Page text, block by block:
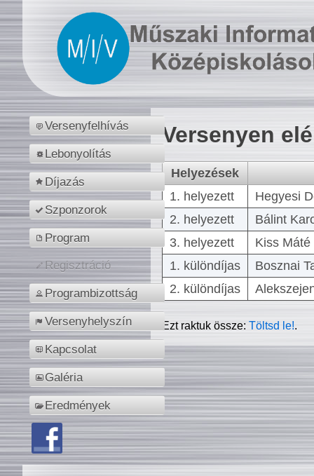
Versenyfelhívás
Lebonyolítás
Díjazás
Szponzorok
Program
Regisztráció
Programbizottság
Versenyhelyszín
Kapcsolat
Galéria
Eredmények
Versenyen
Helyezések
1. helyezett
Hegyesi
2. helyezett
Bálint
3. helyezett
Kiss
1. különdíjas
Bosznai
2. különdíjas
Ezt raktuk össze:Töltsd le!.